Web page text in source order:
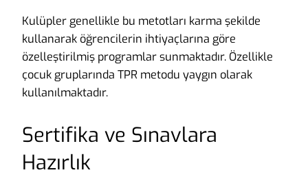
Kulüpler genellikle bu metotları karma şekilde
kullanarak öğrencilerin ihtiyaçlarına göre
özelleştirilmiş programlar sunmaktadır. Özellikle
çocuk gruplarında TPR metodu yaygın olarak
kullanılmaktadır.
Sertifika ve Sınavlara
Hazırlık